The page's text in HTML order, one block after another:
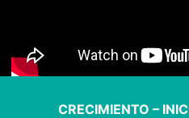
CRECIMIENTO –